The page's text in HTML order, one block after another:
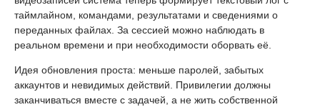
таймлайном, командами, результатами и сведениями о
переданных файлах. За сессией можно наблюдать в
реальном времени и при необходимости оборвать её.
Идея обновления проста: меньше паролей, забытых
аккаунтов и невидимых действий. Привилегии должны
заканчиваться вместе с задачей, а не жить собственной